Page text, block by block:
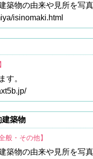
築物の由来や見所を写
isinomaki.html
す。
建築物
般・その他】
築物の由来や見所を写